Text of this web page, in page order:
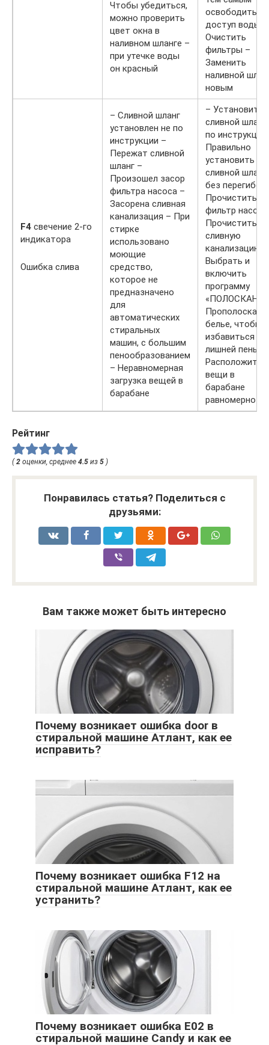
Чтобы убедиться,
можно проверить
цвет окна в
наливном шланге –
при утечке воды
он красный
освободить
доступ воды –
Очистить
фильтры –
Заменить
наливной
новым
F4 свечение 2-го
индикатора
Ошибка слива
– Сливной шланг
установлен не по
инструкции –
Пережат сливной
шланг –
Произошел засор
фильтра насоса –
Засорена сливная
канализация – При
стирке
использовано
моющие
средство,
которое не
предназначено
для
автоматических
стиральных
машин, с большим
пенообразованием
– Неравномерная
загрузка вещей в
барабане
– Установить
сливной шланг
по инструкции
Правильно
установить
сливной шланг
без перегибов
Прочистить
фильтр
Прочистить
сливную
канализацию –
Выбрать и
включить
программу
Прополоскать
белье, чтобы
избавиться от
лишней пены –
Расположить
вещи в
барабане
равномерно
Рейтинг
(2 оценки, среднее 4.5 из 5 )
Понравилась статья? Поделиться с
друзьями:
Вам также может быть интересно
Почему возникает ошибка door в
стиральной машине Атлант, как ее
исправить?
Почему возникает ошибка F12 на
стиральной машине Атлант, как ее
устранить?
Почему возникает ошибка Е02 в
стиральной машине Candy и как ее